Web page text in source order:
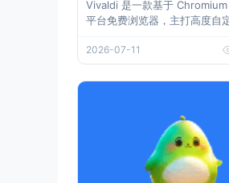
Vivaldi 是一款基于 Chromium
平台免费浏览器，主打高度自
私保护、侧边栏应用等多项高
合重度上网用户、内容创作者
者使用。 下载地址 Vivaldi浏览器 v8.1.40
2026-07-11